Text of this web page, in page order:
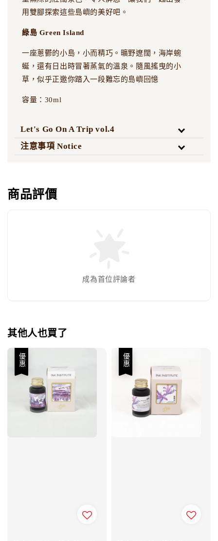
用雙腳探索這些島嶼的美好吧。
綠島 Green Island
一座蔥鬱的小島，小而精巧。曠野遼闊，海岸蜿
蜒，還有日出時冒著蒸氣的溫泉。隨風搖曳的小
草，似乎正邀你踏入一段難忘的島嶼回憶
容量：30ml
Let's Go On A Trip vol.4
注意事項 Notice
商品評價
成為首位評論者
其他人也買了
優惠 優惠